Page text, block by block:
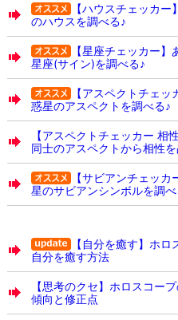
【ハウスチェッカー
のハウスを調べる♪
【星座チェッカー】
星座(サイン)を調べる♪
【アスペクトチェッ
惑星のアスペクトを調べる♪
【アスペクトチェッカー 相
同士のアスペクトから相性を
【サビアンチェッカ
星のサビアンシンボルを調べ
【自分を癒す】ホロ
自分を癒す方法
【思考のクセ】ホロスコー
傾向と修正点